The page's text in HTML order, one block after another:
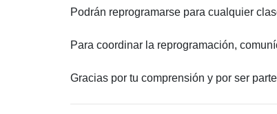
Podrán reprogramarse para cualquier
Para coordinar la reprogramación,
Gracias por tu comprensión y por ser